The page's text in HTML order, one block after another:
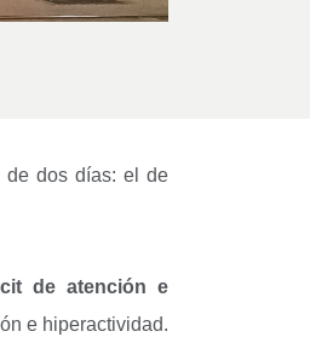
de dos días: el de
de atención e
e hiperactividad.